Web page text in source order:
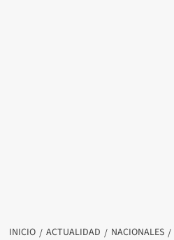
INICIO ACTUALIDAD NACIONALES